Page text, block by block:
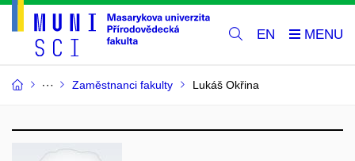
EN
Zaměstnanci fakulty Lukáš Okřina